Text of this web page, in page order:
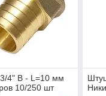
4" В - L=10 мм
10/250 шт